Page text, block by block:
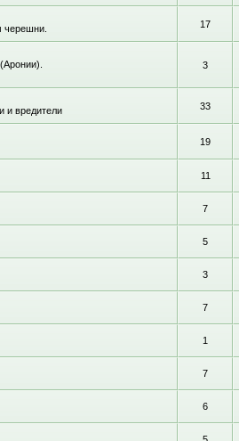
черешни. 17
3
и вредители 33
19
11
7
5
3
7
1
7
6